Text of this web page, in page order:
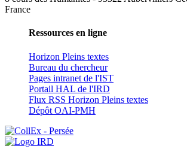
France
Ressources en ligne
Horizon Pleins textes
Bureau du chercheur
Pages intranet de l'IST
Portail HAL de l'IRD
Flux RSS Horizon Pleins textes
Dépôt OAI-PMH